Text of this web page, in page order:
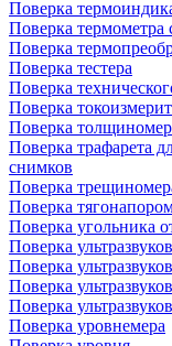
Поверка
Поверка термометра
Поверка
Поверка тестера
Поверка
Поверка
Поверка
Поверка трафарета
снимков
Поверка
Поверка
Поверка угольника
Поверка
Поверка
Поверка
Поверка
Поверка уровнемера